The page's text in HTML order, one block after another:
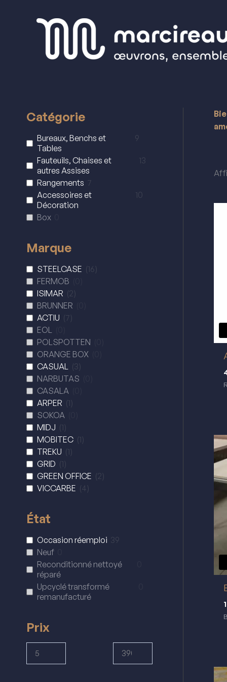
Catégorie
Bureaux, Benchs et
Tables
9
Fauteuils, Chaises et
autres Assises
13
Rangements 7
Accessoires et
Décoration
10
Box
Marque
STEELCASE (16)
FERMOB
ISIMAR (2)
BRUNNER
ACTIU (7)
EOL
POLSPOTTEN
ORANGE BOX
CASUAL (3)
NARBUTAS
CASALA
ARPER (1)
SOKOA
MIDJ (1)
MOBITEC (1)
TREKU (1)
GRID (1)
GREEN OFFICE (2)
VICCARBE (4)
État
Occasion réemploi 39
Neuf
Reconditionné nettoyé
réparé
Upcyclé transformé
remanufacturé
Prix